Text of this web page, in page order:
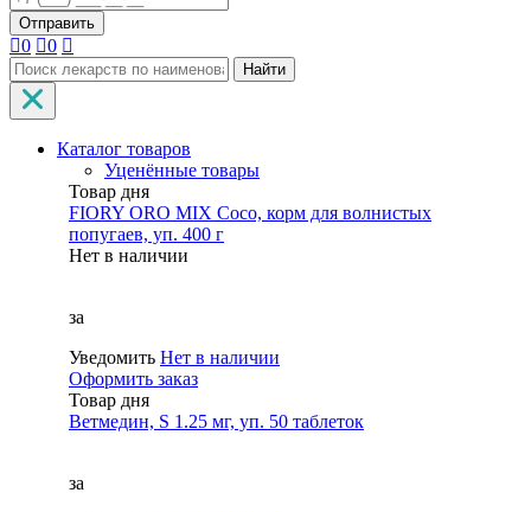
0 0
Найти
Каталог товаров
Уценённые товары
Товар дня
FIORY ORO MIX Coco, корм для волнистых
попугаев, уп. 400 г
Нет в наличии
за
Уведомить Нет в наличии
Оформить заказ
Товар дня
Ветмедин, S 1.25 мг, уп. 50 таблеток
за